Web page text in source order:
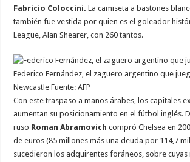
Fabricio Coloccini.La camiseta a bastones
también fue vestida por quien es el goleador
League, Alan Shearer, con 260 tantos.
Federico Fernández, el zaguero argentino que
NewcastleFuente: AFP
Con este traspaso a manos árabes, los capitales
aumentan su posicionamiento en el fútbol inglés.
ruso Roman Abramovichcompró Chelsea en
de euros (85 millones más una deuda por 114,7
sucedieron los adquirentes foráneos, sobre cuyas